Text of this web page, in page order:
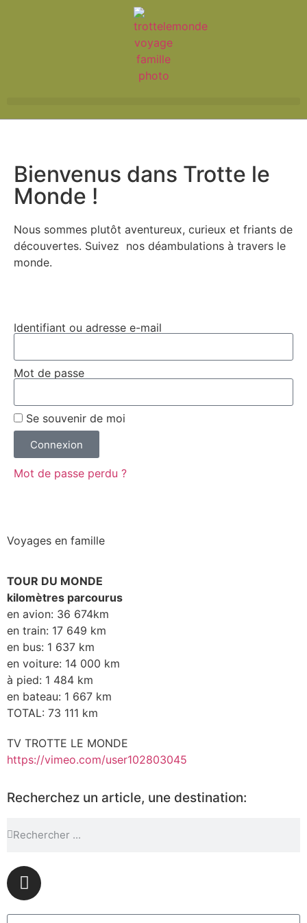
Bienvenus dans Trotte le
Monde !
Nous sommes plutôt aventureux, curieux et friants de
découvertes. Suivez nos déambulations à travers le
monde.
Identifiant ou adresse e-mail
Mot de passe
Se souvenir de moi
Connexion
Mot de passe perdu ?
Voyages en famille
TOUR DU MONDE
kilomètres parcourus
en avion: 36 674km
en train: 17 649 km
en bus: 1 637 km
en voiture: 14 000 km
à pied: 1 484 km
en bateau: 1 667 km
TOTAL: 73 111 km
TV TROTTE LE MONDE
https://vimeo.com/user102803045
Recherchez un article, une destination: